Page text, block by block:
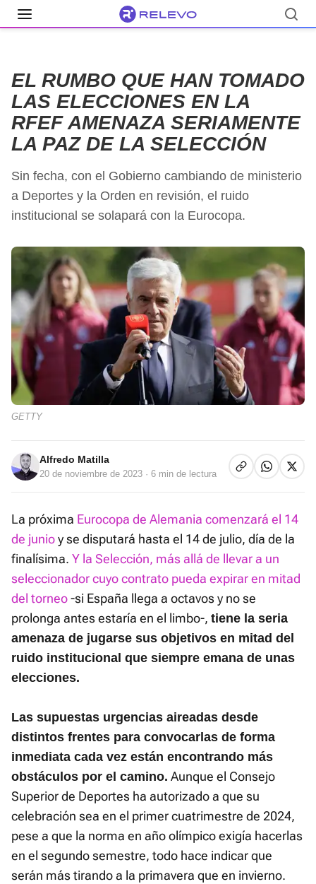
EL RUMBO QUE HAN TOMADO
LAS ELECCIONES EN LA
RFEF AMENAZA SERIAMENTE
LA PAZ DE LA SELECCIÓN
Sin fecha, con el Gobierno cambiando de ministerio
a Deportes y la Orden en revisión, el ruido
institucional se solapará con la Eurocopa.
GETTY
Alfredo Matilla
20 de noviembre de 2023 · 6 min de lectura
La próxima Eurocopa de Alemania comenzará el 14
de junioy se disputará hasta el 14 de julio, día de la
finalísima. Y la Selección, más allá de llevar a un
seleccionador cuyo contrato pueda expirar en mitad
del torneo-si España llega a octavos y no se
prolonga antes estaría en el limbo-, tiene la seria
amenaza de jugarse sus objetivos en mitad del
ruido institucional que siempre emana de unas
elecciones.
Las supuestas urgencias aireadas desde
distintos frentes para convocarlas de forma
inmediata cada vez están encontrando más
obstáculos por el camino. Aunque el Consejo
Superior de Deportes ha autorizado a que su
celebración sea en el primer cuatrimestre de 2024,
pese a que la norma en año olímpico exigía hacerlas
en el segundo semestre, todo hace indicar que
serán más tirando a la primavera que en invierno.